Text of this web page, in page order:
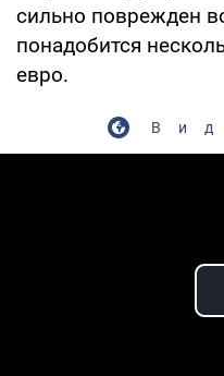
сильно поврежден
понадобится
евро.